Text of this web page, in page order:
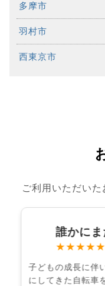
多摩市
羽村市
西東京市
ご利用いただいた
誰かにま
★★★★★
子どもの成長に伴
にしてきた自転車